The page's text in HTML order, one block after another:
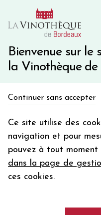
Bienvenue sur le
la Vinothèque
Continuer sans accepter
Ce site utilise des
navigation et pour
pouvez à tout moment
dans la page de
ces cookies.
10€ de remise
Une
Votre
email
En m’abonnant,